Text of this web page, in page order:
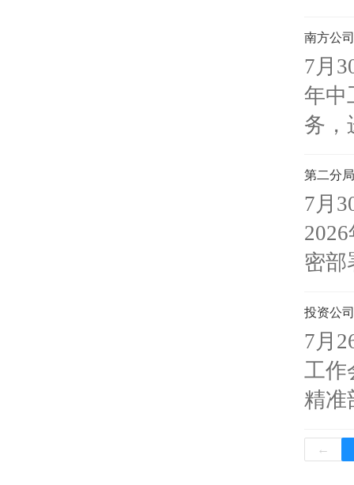
南方公
7月
年中
务，
第二分
7月
密部
投资公
7月
工作
精准
←